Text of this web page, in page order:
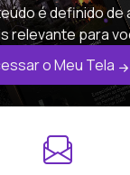
é definido de
relevante para
o Meu Tela